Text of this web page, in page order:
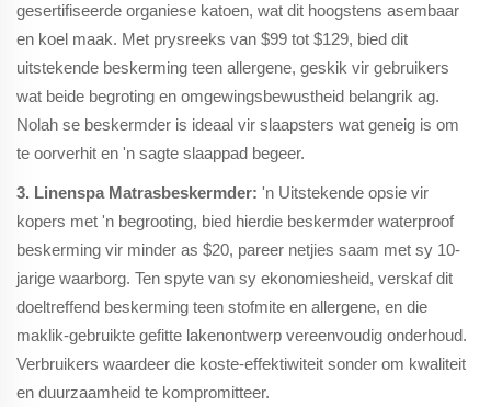
gesertifiseerde organiese katoen, wat dit hoogstens asembaar
en koel maak. Met prysreeks van $99 tot $129, bied dit
uitstekende beskerming teen allergene, geskik vir gebruikers
wat beide begroting en omgewingsbewustheid belangrik ag.
Nolah se beskermder is ideaal vir slaapsters wat geneig is om
te oorverhit en 'n sagte slaappad begeer.
3. Linenspa Matrasbeskermder: 'n Uitstekende opsie vir
kopers met 'n begrooting, bied hierdie beskermder waterproof
beskerming vir minder as $20, pareer netjies saam met sy 10-
jarige waarborg. Ten spyte van sy ekonomiesheid, verskaf dit
doeltreffend beskerming teen stofmite en allergene, en die
maklik-gebruikte gefitte lakenontwerp vereenvoudig onderhoud.
Verbruikers waardeer die koste-effektiwiteit sonder om kwaliteit
en duurzaamheid te kompromitteer.